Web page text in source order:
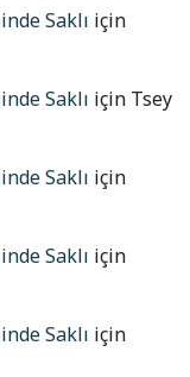
Saklı için
Saklı için Tsey
Saklı için
Saklı için
Saklı için